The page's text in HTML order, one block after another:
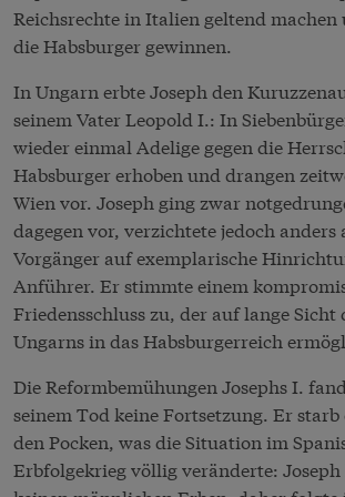
Reichsrechte in Italien geltend machen
die Habsburger gewinnen.
In Ungarn erbte Joseph den
seinem Vater Leopold I.: In
wieder einmal Adelige gegen die
Habsburger erhoben und drangen
Wien vor. Joseph ging zwar
dagegen vor, verzichtete jedoch anders
Vorgänger auf exemplarische
Anführer. Er stimmte einem
Friedensschluss zu, der auf lange
Ungarns in das Habsburgerreich
Die Reformbemühungen Josephs I.
seinem Tod keine Fortsetzung. Er
den Pocken, was die Situation im
Erbfolgekrieg völlig veränderte: